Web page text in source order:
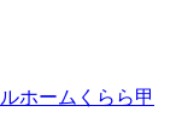
ホームくらら甲